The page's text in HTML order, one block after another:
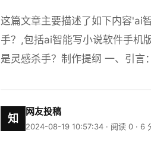
这篇文章主要描述了如下内容'ai
手？,包括ai智能写小说软件手机
是灵感杀手？制作提纲 一、引言
知
网友投稿
2024-08-19 10:57:34 · 阅读 0 · 6